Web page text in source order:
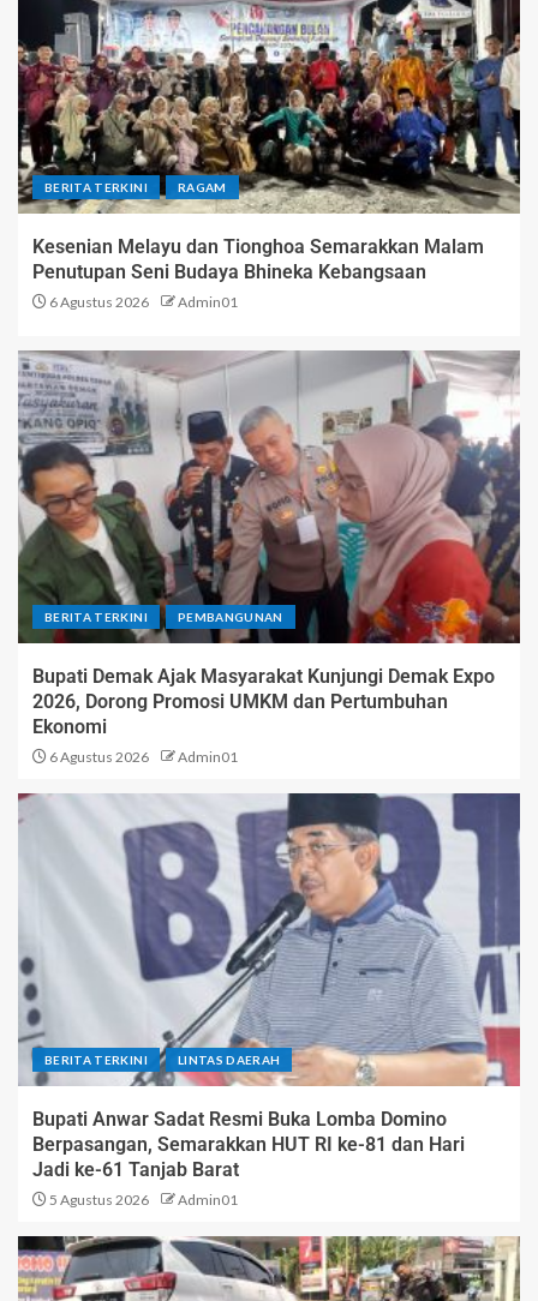
BERITA TERKINI RAGAM
Kesenian Melayu dan Tionghoa Semarakkan Malam
Penutupan Seni Budaya Bhineka Kebangsaan
6 Agustus 2026 Admin01
BERITA TERKINI PEMBANGUNAN
Bupati Demak Ajak Masyarakat Kunjungi Demak Expo
2026, Dorong Promosi UMKM dan Pertumbuhan
Ekonomi
6 Agustus 2026 Admin01
BERITA TERKINI LINTAS DAERAH
Bupati Anwar Sadat Resmi Buka Lomba Domino
Berpasangan, Semarakkan HUT RI ke-81 dan Hari
Jadi ke-61 Tanjab Barat
5 Agustus 2026 Admin01